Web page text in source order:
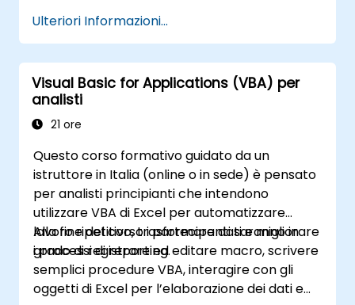
tecniche professionali per il debug. Questo
corso pratico su Excel VBA si concentra sulla
gestione efficace degli errori,
sull'ottimizzazione delle prestazioni, sullo
sviluppo di UserForm in VBA e
sull'automazione dei flussi di lavoro attraverso
tra la conoscenza base dei macro e l’utilizzo
di soluzioni avanzate per l’automazione,
risultando ideale per analisti dati,
professionisti della redazione di report e
utenti aziendali che desiderano sfruttare
appieno le potenzialità degli fogli di calcolo.
Ulteriori Informazioni...
Visual Basic for Applications (VBA) per
analisti
21 ore
Questo corso formativo guidato da un
istruttore in Italia (online o in sede) è pensato
per analisti principianti che intendono
utilizzare VBA di Excel per automatizzare
lavoro ripetitivo, trasformare dati e migliorare
i processi di reporting.
Alla fine del corso i partecipanti saranno in
grado di registrare ed editare macro, scrivere
semplici procedure VBA, interagire con gli
oggetti di Excel per l’elaborazione dei dati e